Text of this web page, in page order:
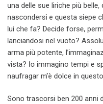
una delle sue liriche più
nascondersi e questa siepe
lui che fa? Decide forse,
lanciandosi nel vuoto?
arma più potente,
vista? Io immagino tempi e
naufragar m’è dolce in questo
Sono trascorsi ben 200 anni